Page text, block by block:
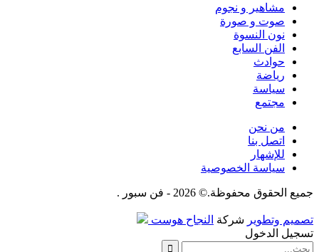
مشاهير و نجوم
صوت و صورة
نون النسوة
الفن السابع
حوادث
رياضة
سياسة
مجتمع
من نحن
اتصل بنا
للإشهار
سياسة الخصوصية
جميع الحقوق محفوظة.© 2026 - فن سبور .
تصميم وتطوير شركة النجاح هوست
تسجيل الدخول